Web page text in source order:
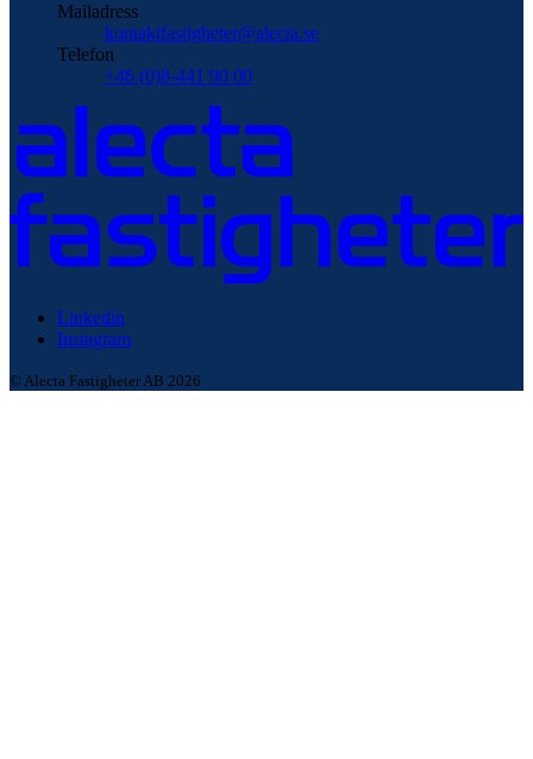
Mailadress
kontaktfastigheter@alecta.se
Telefon
+46 (0)8-441 90 00
Linkedin
Instagram
© Alecta Fastigheter AB 2026